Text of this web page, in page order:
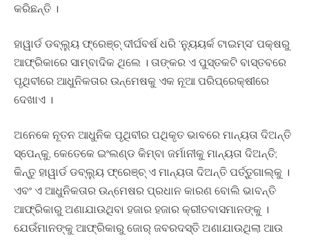
କରିଛନ୍ତି ।
ହାୱାର୍ଡ ଡବ୍ଲ୍ୟୁ ଫ୍ରେଞ୍ଚ୍‍ ଦୀର୍ଘବର୍ଷ ଧରି ‘ନ୍ୟୁୟର୍କ ଟାଇମ୍ସ’ ପକ୍ଷରୁ
ଆଫ୍ରିକାରେ ସାମ୍ବାଦିକ ଥିଲେ । ତାଙ୍କର ଏ ପୁସ୍ତକଟି ବାସ୍ତବରେ
ପୃଥିବୀରେ ଆଧୁନିକତାର ଉନ୍ମେଷକୁ ଏକ ନୂଆ ପରିପ୍ରେକ୍ଷୀରେ
ଦେଖାଏ ।
ଅନେକେ ନୂତନ ଆଧୁନିକ ପୃଥିବୀର ପଥିକୃତ ଭାବରେ ମାନ୍ୟତା ଦିଅନ୍ତି
ସ୍ପେନ୍‍କୁ, କେତେକେ ଇଂଲଣ୍ଡ କିମ୍ବା ଜର୍ମାନୀକୁ ମାନ୍ୟତା ଦିଅନ୍ତି;
କିନ୍ତୁ ହାୱାର୍ଡ ଡବ୍ଲ୍ୟୁ ଫ୍ରେଞ୍ଚ୍‍ ଏ ମାନ୍ୟତା ଦିଅନ୍ତି ପର୍ତ୍ତୁଗାଲ୍‍କୁ ।
ଏବଂ ଏ ଆଧୁନିକତାର ଉନ୍ମେଷର ପ୍ରଧାନ କାରଣ ବୋଲି ଭାବନ୍ତି
ଆଫ୍ରିକାରୁ ଅଣାଯାଉଥିବା ହଜାର ହଜାର କ୍ରୀତବାସମାନଙ୍କୁ ।
ଯେଉଁମାନଙ୍କୁ ଆଫ୍ରିକାରୁ ଜୋର୍‍ ଜବରଦସ୍ତି ଅଣାଯାଉଥିଲା ଆଉ